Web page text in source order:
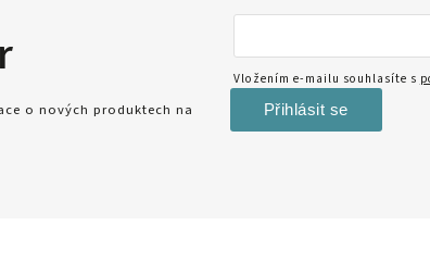
o nových produktech na
Vložením e-mailu souhlasíte s
Přihlásit se